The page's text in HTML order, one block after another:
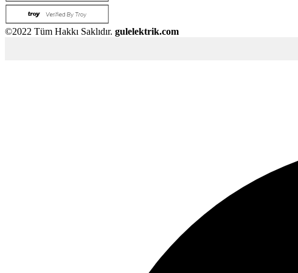
©2022 Tüm Hakkı Saklıdır. gulelektrik.com